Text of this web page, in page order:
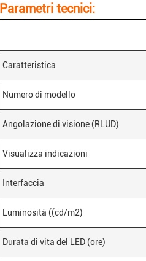
Parametri tecnici:
Caratteristica
Numero di modello
Angolazione di visione (RLUD)
Visualizza indicazioni
Interfaccia
Luminosità ((cd/m2)
Durata di vita del LED (ore)